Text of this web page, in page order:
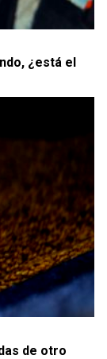
¿está el
de otro